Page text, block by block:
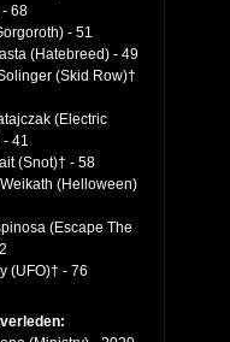
- 68
- 51
(Hatebreed) - 49
(Skid Row)†
(Electric
41
(Snot)† - 58
(Helloween)
(Escape The
(UFO)† - 76